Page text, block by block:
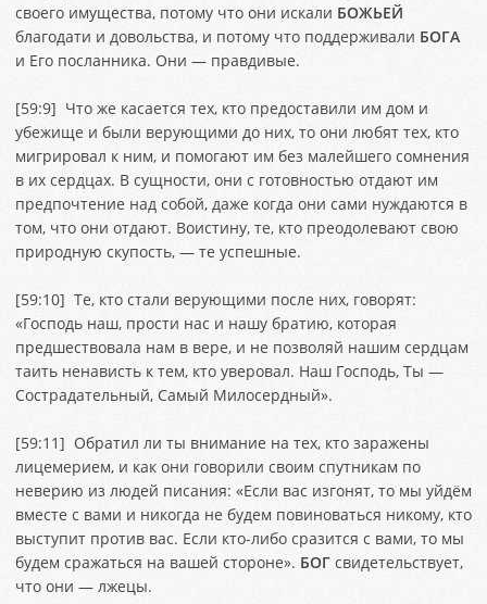
своего имущества, потому что они искали БОЖЬЕЙ
благодати и довольства, и потому что поддерживали БОГА
и Его посланника. Они — правдивые.
[59:9] Что же касается тех, кто предоставили им дом и
убежище и были верующими до них, то они любят тех, кто
мигрировал к ним, и помогают им без малейшего сомнения
в их сердцах. В сущности, они с готовностью отдают им
предпочтение над собой, даже когда они сами нуждаются в
том, что они отдают. Воистину, те, кто преодолевают свою
природную скупость, — те успешные.
[59:10] Те, кто стали верующими после них, говорят:
«Господь наш, прости нас и нашу братию, которая
предшествовала нам в вере, и не позволяй нашим сердцам
таить ненависть к тем, кто уверовал. Наш Господь, Ты —
Сострадательный, Самый Милосердный».
[59:11] Обратил ли ты внимание на тех, кто заражены
лицемерием, и как они говорили своим спутникам по
неверию из людей писания: «Если вас изгонят, то мы уйдём
вместе с вами и никогда не будем повиноваться никому, кто
выступит против вас. Если кто-либо сразится с вами, то мы
будем сражаться на вашей стороне». БОГ свидетельствует,
что они — лжецы.